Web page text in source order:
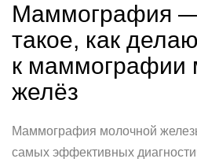
Маммография —
такое, как
к маммографии
желёз
Маммография молочной
самых эффективных